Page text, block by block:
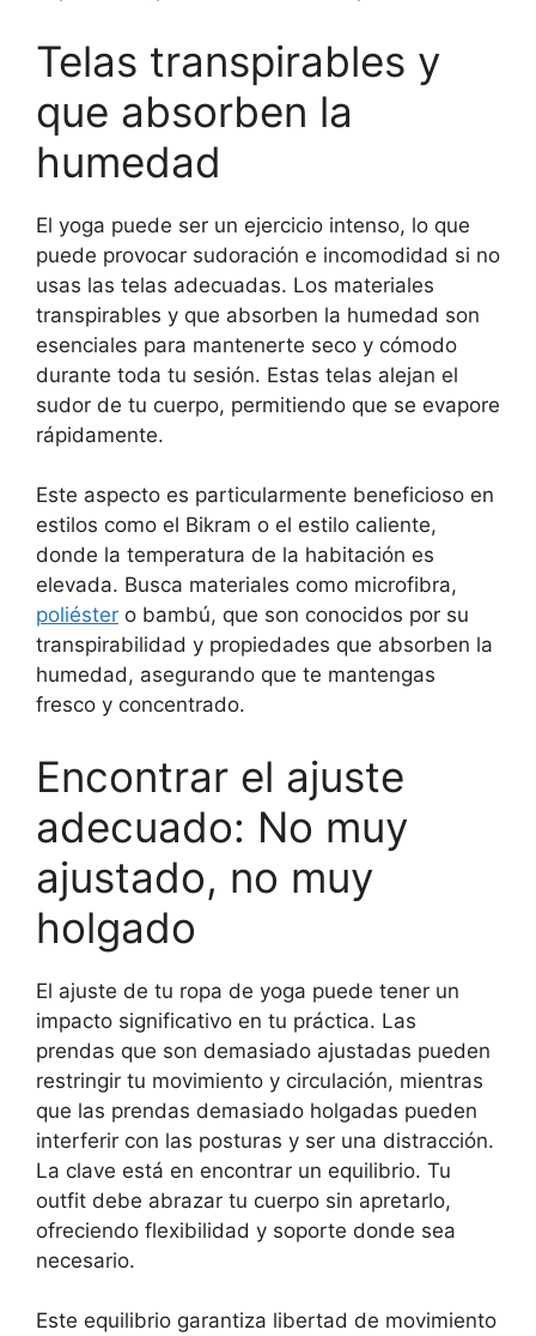
Telas transpirables y
que absorben la
humedad
El yoga puede ser un ejercicio intenso, lo que
puede provocar sudoración e incomodidad si no
usas las telas adecuadas. Los materiales
transpirables y que absorben la humedad son
esenciales para mantenerte seco y cómodo
durante toda tu sesión. Estas telas alejan el
sudor de tu cuerpo, permitiendo que se evapore
rápidamente.
Este aspecto es particularmente beneficioso en
estilos como el Bikram o el estilo caliente,
donde la temperatura de la habitación es
elevada. Busca materiales como microfibra,
poliéster o bambú, que son conocidos por su
transpirabilidad y propiedades que absorben la
humedad, asegurando que te mantengas
fresco y concentrado.
Encontrar el ajuste
adecuado: No muy
ajustado, no muy
holgado
El ajuste de tu ropa de yoga puede tener un
impacto significativo en tu práctica. Las
prendas que son demasiado ajustadas pueden
restringir tu movimiento y circulación, mientras
que las prendas demasiado holgadas pueden
interferir con las posturas y ser una distracción.
La clave está en encontrar un equilibrio. Tu
outfit debe abrazar tu cuerpo sin apretarlo,
ofreciendo flexibilidad y soporte donde sea
necesario.
Este equilibrio garantiza libertad de movimiento